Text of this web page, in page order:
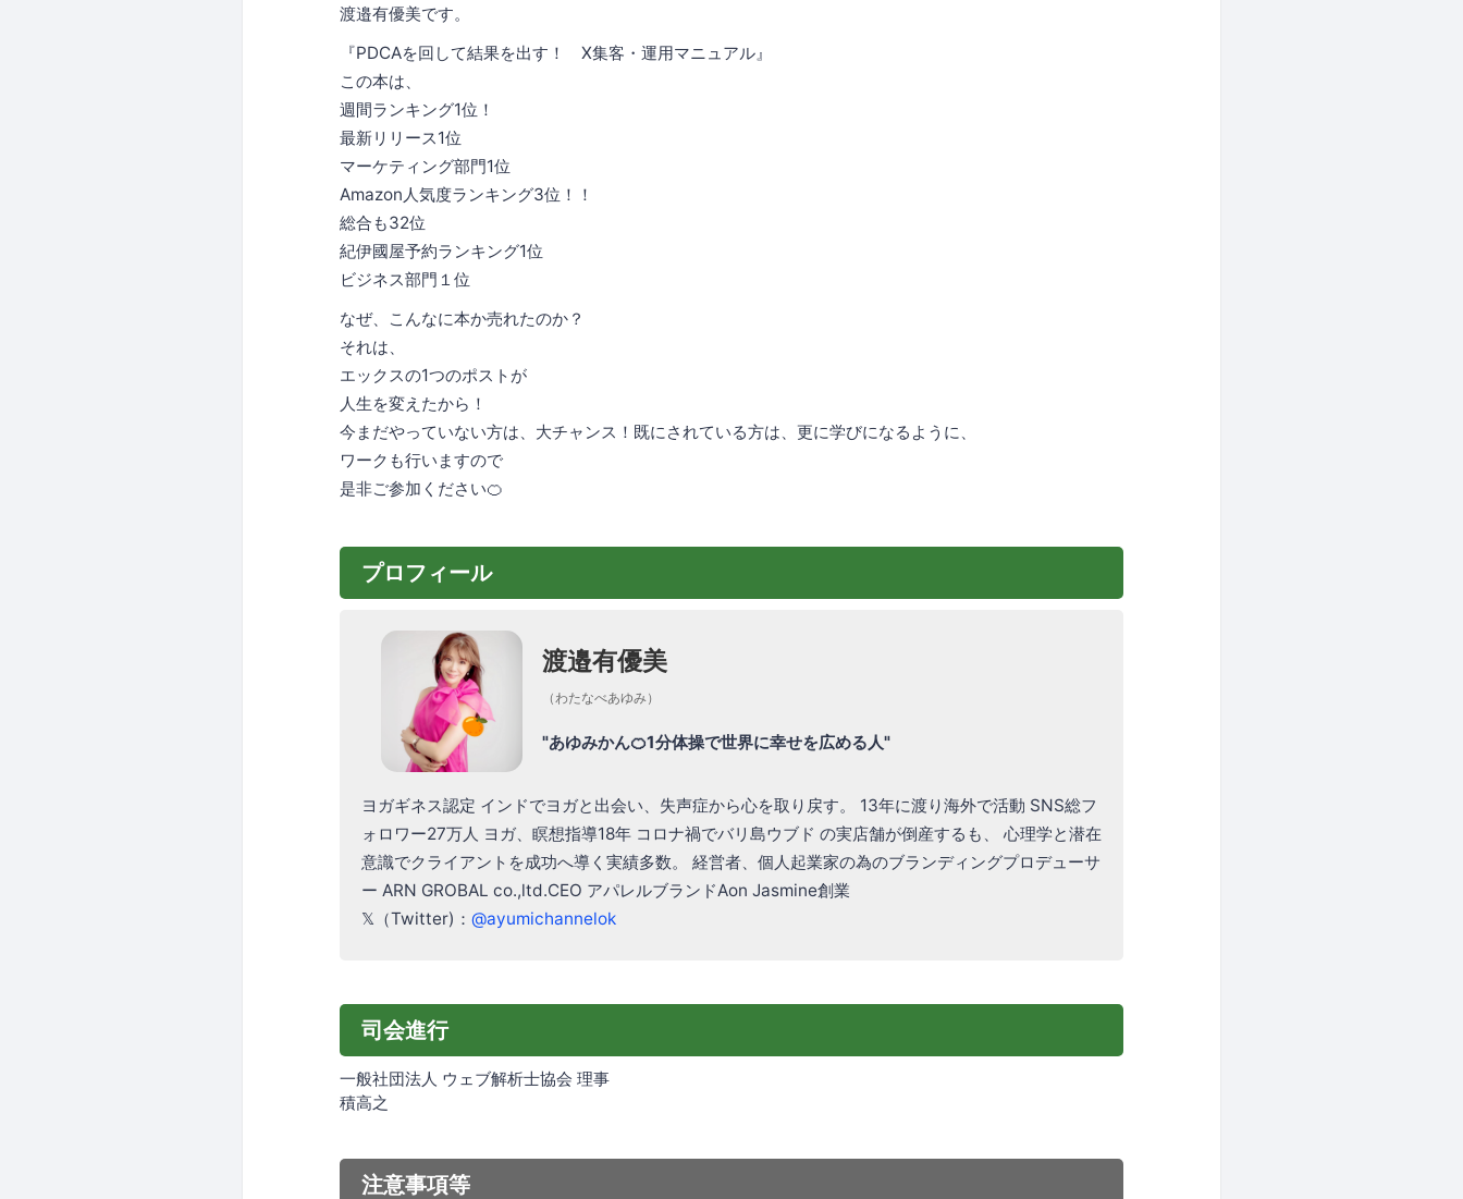
渡邉有優美です。
『PDCAを回して結果を出す！ X集客・運用マニュアル』
この本は、
週間ランキング1位！
最新リリース1位
マーケティング部門1位
Amazon人気度ランキング3位！！
総合も32位
紀伊國屋予約ランキング1位
ビジネス部門１位
なぜ、こんなに本か売れたのか？
それは、
エックスの1つのポストが
人生を変えたから！
今まだやっていない方は、大チャンス！既にされている方は、更に学びになるように、
ワークも行いますので
是非ご参加ください🍊
プロフィール
渡邉有優美
（わたなべあゆみ）
"あゆみかん🍊1分体操で世界に幸せを広める人"
ヨガギネス認定 インドでヨガと出会い、失声症から心を取り戻す。 13年に渡り海外で活動 SNS総フ
ォロワー27万人 ヨガ、瞑想指導18年 コロナ禍でバリ島ウブド の実店舗が倒産するも、 心理学と潜在
意識でクライアントを成功へ導く実績多数。 経営者、個人起業家の為のブランディングプロデューサ
ー ARN GROBAL co.,ltd.CEO アパレルブランドAon Jasmine創業
𝕏（Twitter)： @ayumichannelok
司会進行
一般社団法人 ウェブ解析士協会 理事
積高之
注意事項等